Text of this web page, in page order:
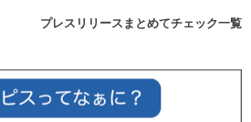
プレスリリースまとめてチェック一覧